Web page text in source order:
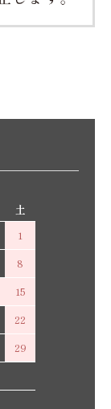
土
1
8
15
22
29